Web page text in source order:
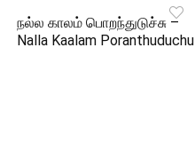
நல்ல காலம் பொறந்துடுச்சு –
Nalla Kaalam Poranthuduchu